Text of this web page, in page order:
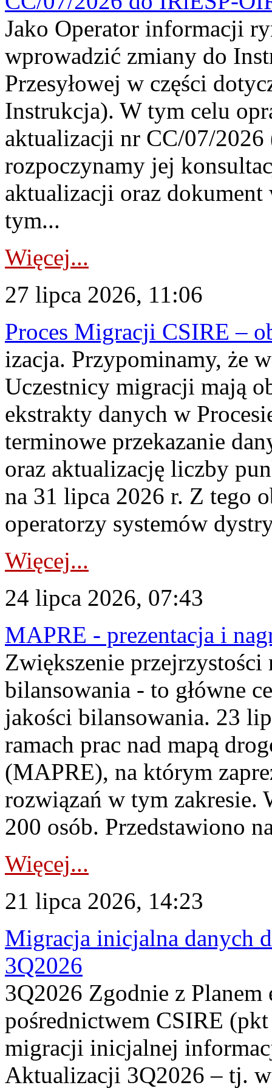
Jako Operator informacji
wprowadzić zmiany do
Przesyłowej w części
Instrukcja). W tym celu
aktualizacji nr CC/07/
rozpoczynamy jej
aktualizacji oraz
tym...
Więcej...
27 lipca 2026, 11:06
Proces Migracji CSIRE –
izacja. Przypominamy, że
Uczestnicy migracji mają
ekstrakty danych w
terminowe przekazanie
oraz aktualizację liczby
na 31 lipca 2026 r. Z tego
operatorzy systemów
Więcej...
24 lipca 2026, 07:43
MAPRE - prezentacja i
Zwiększenie
bilansowania - to główne
jakości bilansowania. 23
ramach prac nad mapą
(MAPRE), na którym
rozwiązań w tym zakresie.
200 osób. Przedstawiono
Więcej...
21 lipca 2026, 14:23
Migracja inicjalna danych
3Q2026
3Q2026 Zgodnie z
pośrednictwem CSIRE
migracji inicjalnej
Aktualizacji 3Q2026 – tj.